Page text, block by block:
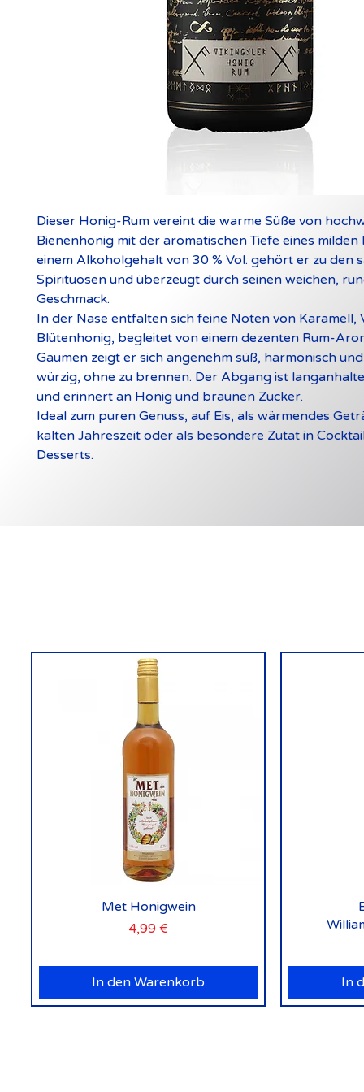
Dieser Honig-Rum vereint die warme Süße von
Bienenhonig mit der aromatischen Tiefe eines milden
einem Alkoholgehalt von 30 % Vol. gehört er zu den
Spirituosen und überzeugt durch seinen weichen,
Geschmack.
In der Nase entfalten sich feine Noten von Karamell,
Blütenhonig, begleitet von einem dezenten Rum-
Gaumen zeigt er sich angenehm süß, harmonisch
würzig, ohne zu brennen. Der Abgang ist
und erinnert an Honig und braunen Zucker.
Ideal zum puren Genuss, auf Eis, als wärmendes
kalten Jahreszeit oder als besondere Zutat in
Desserts.
Schnellansicht
Met Honigwein
Preis
4,99 €
In den Warenkorb In